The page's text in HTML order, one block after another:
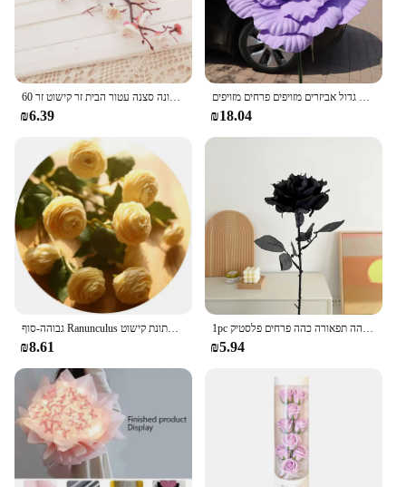
60 ס "מ פרחים שזיף מלאכותי ארוך פרחים צמות חורף גן עציצים חתונה סצנה עטור הבית זר קישוט זר
₪6.39
חתונה פוני מלאכותי מסיבת חתונה קישוט פרח גדול אביזרים מזויפים פרחים מזויפים
₪18.04
גבוהה-סוף Ranunculus ורדים משי מלאכותי פרחי חתונת קישוט maraige כלה פרחוני חדר תפאורה פלורס artificiales
₪8.61
1pc שחור טהור ורד ברק זר ליל כל הקדושים אימה תפאורה גותי כהה תפאורה כהה פרחים פלסטיק
₪5.94